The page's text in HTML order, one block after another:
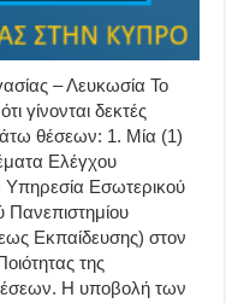
– Λευκωσία Το
γίνονται δεκτές
θέσεων: ‌1. Μία (1)
Ελέγχου
Εσωτερικού
Πανεπιστημίου
Εκπαίδευσης) στον
της
Η υποβολή των